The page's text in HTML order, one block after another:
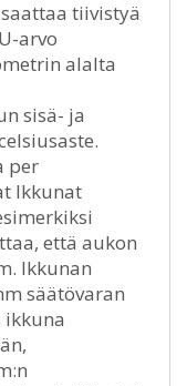
tiivistyä
arvo
alalta
sisä- ja
per
Ikkunat
että aukon
Ikkunan
säätövaran
ikkuna